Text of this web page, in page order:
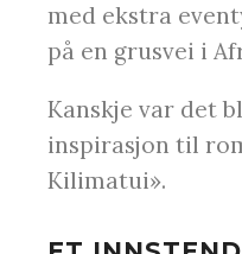
med ekstra
på en grusvei i
Kanskje var det
inspirasjon til
Kilimatui».